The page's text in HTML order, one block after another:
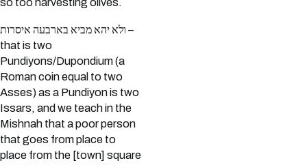
so too harvesting olives.
ולא יהא מביא בארבעה איסרות –
that is two
Pundiyons/Dupondium (a
Roman coin equal to two
Asses) as a Pundiyon is two
Issars, and we teach in the
Mishnah that a poor person
that goes from place to
place from the [town] square